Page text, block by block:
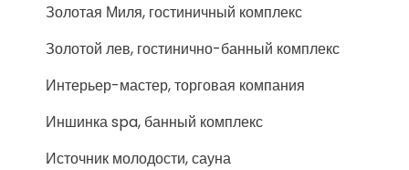
Золотая Миля, гостиничный комплекс
Золотой лев, гостинично-банный комплекс
Интерьер-мастер, торговая компания
Иншинка spa, банный комплекс
Источник молодости, сауна